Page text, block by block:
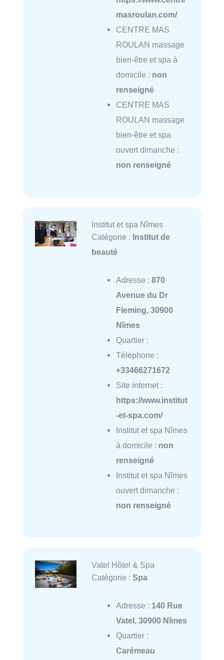
masroulan.com/
CENTRE MAS
ROULAN massage
bien-être et spa à
domicile : non
renseigné
CENTRE MAS
ROULAN massage
bien-être et spa
ouvert dimanche :
non renseigné
Institut et spa Nîmes
Catégorie : Institut de
beauté
Adresse : 870
Avenue du Dr
Fleming, 30900
Nîmes
Quartier :
Téléphone :
+33466271672
Site internet :
https://www.institut
-et-spa.com/
Institut et spa Nîmes
à domicile : non
renseigné
Institut et spa Nîmes
ouvert dimanche :
non renseigné
Vatel Hôtel & Spa
Catégorie : Spa
Adresse : 140 Rue
Vatel, 30900 Nîmes
Quartier :
Carémeau